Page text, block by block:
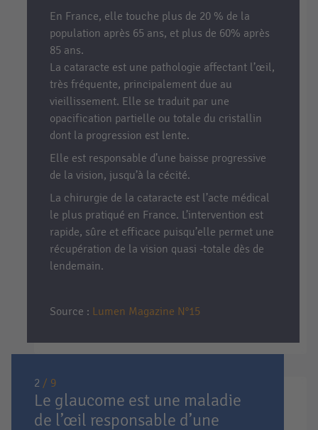
En France, elle touche plus de 20 % de la
population après 65 ans, et plus de 60% après
85 ans.
La cataracte est une pathologie affectant l’œil,
très fréquente, principalement due au
vieillissement. Elle se traduit par une
opacification partielle ou totale du cristallin
dont la progression est lente.
Elle est responsable d’une baisse progressive
de la vision, jusqu’à la cécité.
La chirurgie de la cataracte est l’acte médical
le plus pratiqué en France. L’intervention est
rapide, sûre et efficace puisqu’elle permet une
récupération de la vision quasi -totale dès de
lendemain.
Source : Lumen Magazine N°15
2 / 9
Le glaucome est une maladie
de l’œil responsable d’une